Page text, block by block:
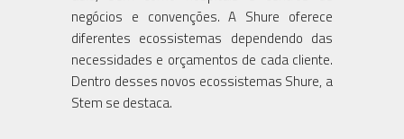
negócios e convenções. A Shure oferece
diferentes ecossistemas dependendo das
necessidades e orçamentos de cada cliente.
Dentro desses novos ecossistemas Shure, a
Stem se destaca.